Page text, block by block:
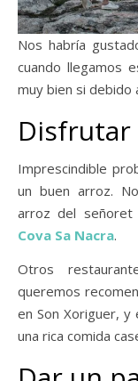
Nos habría
cuando llegamos
muy bien si debido
Disfrutar
Imprescindible
un buen arroz.
arroz del
Cova Sa Nacra.
Otros
queremos
en Son Xoriguer,
una rica comida